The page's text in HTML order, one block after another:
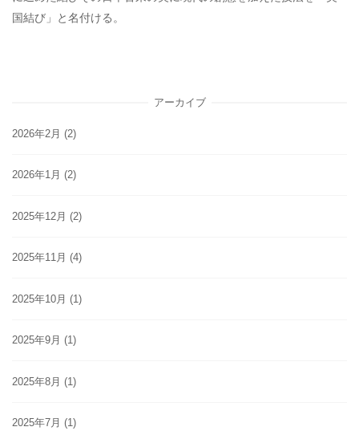
国結び」と名付ける。
アーカイブ
2026年2月 (2)
2026年1月 (2)
2025年12月 (2)
2025年11月 (4)
2025年10月 (1)
2025年9月 (1)
2025年8月 (1)
2025年7月 (1)